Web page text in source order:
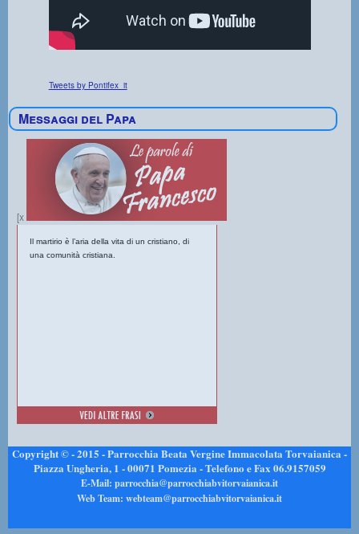
Tweets by Pontifex_it
Messaggi del Papa
[x
Il martirio è l’aria della vita di un cristiano, di
una comunità cristiana.
Copyright © - 2015 - Parrocchia Beata Vergine Immacolata Torvaianica -
Piazza Ungheria, 1 - 00071 Pomezia - Telefono e Fax 06.9157059
E-Mail: parrocchia@parrocchiabvitorvaianica.it
Web Team: webteam@parrocchiabvitorvaianica.it